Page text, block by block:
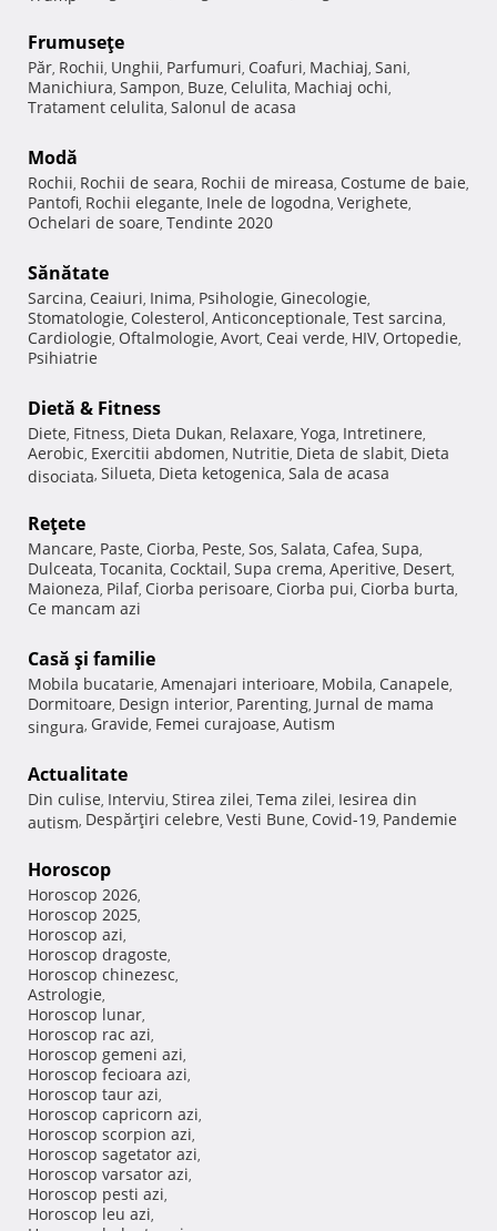
Frumuseţe
Păr, Rochii, Unghii, Parfumuri, Coafuri, Machiaj, Sani,
Manichiura, Sampon, Buze, Celulita, Machiaj ochi,
Tratament celulita, Salonul de acasa
Modă
Rochii, Rochii de seara, Rochii de mireasa, Costume de baie,
Pantofi, Rochii elegante, Inele de logodna, Verighete,
Ochelari de soare, Tendinte 2020
Sănătate
Sarcina, Ceaiuri, Inima, Psihologie, Ginecologie,
Stomatologie, Colesterol, Anticonceptionale, Test sarcina,
Cardiologie, Oftalmologie, Avort, Ceai verde, HIV, Ortopedie,
Psihiatrie
Dietă & Fitness
Diete, Fitness, Dieta Dukan, Relaxare, Yoga, Intretinere,
Aerobic, Exercitii abdomen, Nutritie, Dieta de slabit, Dieta
disociata, Silueta, Dieta ketogenica, Sala de acasa
Reţete
Mancare, Paste, Ciorba, Peste, Sos, Salata, Cafea, Supa,
Dulceata, Tocanita, Cocktail, Supa crema, Aperitive, Desert,
Maioneza, Pilaf, Ciorba perisoare, Ciorba pui, Ciorba burta,
Ce mancam azi
Casă şi familie
Mobila bucatarie, Amenajari interioare, Mobila, Canapele,
Dormitoare, Design interior, Parenting, Jurnal de mama
singura, Gravide, Femei curajoase, Autism
Actualitate
Din culise, Interviu, Stirea zilei, Tema zilei, Iesirea din
autism, Despărţiri celebre, Vesti Bune, Covid-19, Pandemie
Horoscop
Horoscop 2026,
Horoscop 2025,
Horoscop azi,
Horoscop dragoste,
Horoscop chinezesc,
Astrologie,
Horoscop lunar,
Horoscop rac azi,
Horoscop gemeni azi,
Horoscop fecioara azi,
Horoscop taur azi,
Horoscop capricorn azi,
Horoscop scorpion azi,
Horoscop sagetator azi,
Horoscop varsator azi,
Horoscop pesti azi,
Horoscop leu azi,